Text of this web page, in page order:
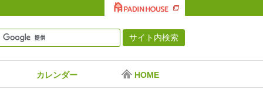
カレンダー HOME